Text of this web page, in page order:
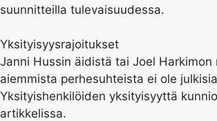
suunnitteilla tulevaisuudessa.
Yksityisyysrajoitukset
Janni Hussin äidistä tai Joel Harkimon
aiemmista perhesuhteista ei ole
Yksityishenkilöiden yksityisyyttä
artikkelissa.